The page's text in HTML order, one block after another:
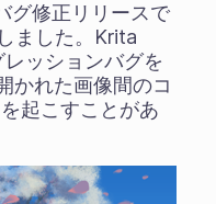
グ修正リリースで
ました。Krita
ッションバグを
かれた画像間のコ
起こすことがあ